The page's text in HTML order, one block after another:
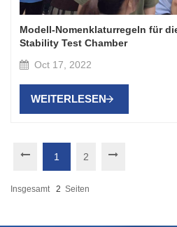
Modell-Nomenklaturregeln für
Stability Test Chamber
Oct 17, 2022
WEITERLESEN
1 2
Insgesamt 2 Seiten